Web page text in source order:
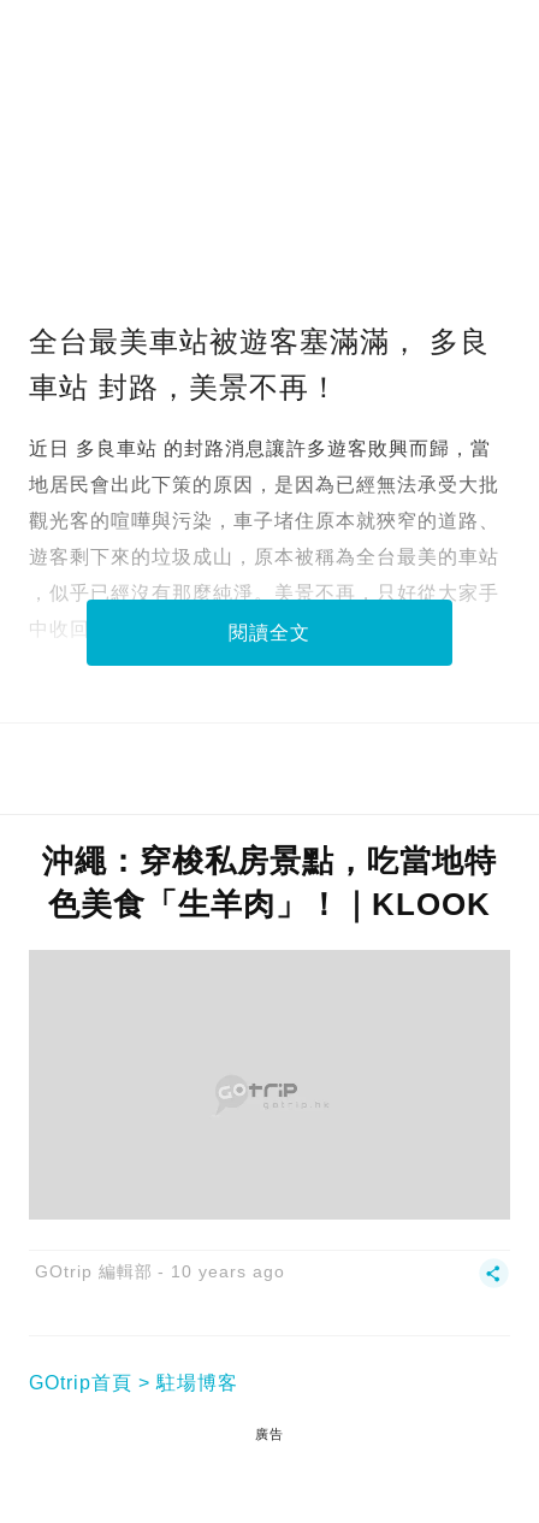
全台最美車站被遊客塞滿滿， 多良
車站 封路，美景不再！
近日 多良車站 的封路消息讓許多遊客敗興而歸，當
地居民會出此下策的原因，是因為已經無法承受大批
觀光客的喧嘩與污染，車子堵住原本就狹窄的道路、
遊客剩下來的垃圾成山，原本被稱為全台最美的車站
，似乎已經沒有那麼純淨。美景不再，只好從大家手
中收回 多良車站。
閱讀全文
沖繩：穿梭私房景點，吃當地特
色美食「生羊肉」！｜KLOOK
GOtrip 編輯部 10 years ago
GOtrip首頁 駐場博客
廣告